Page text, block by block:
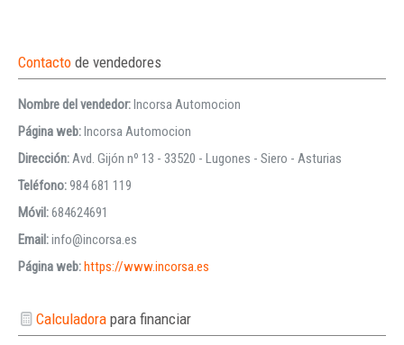
Contacto de vendedores
Nombre del vendedor:Incorsa Automocion
Página web:Incorsa Automocion
Dirección:Avd. Gijón nº 13 - 33520 - Lugones - Siero - Asturias
Teléfono:984 681 119
Móvil:684624691
Email:info@incorsa.es
Página web:https://www.incorsa.es
Calculadorapara financiar